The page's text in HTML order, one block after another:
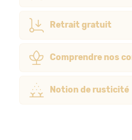
Retrait gratuit
Comprendre nos
Notion de rusticité